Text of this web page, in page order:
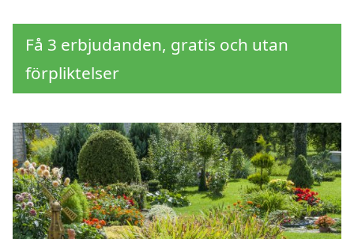
Få 3 erbjudanden, gratis och utan
förpliktelser